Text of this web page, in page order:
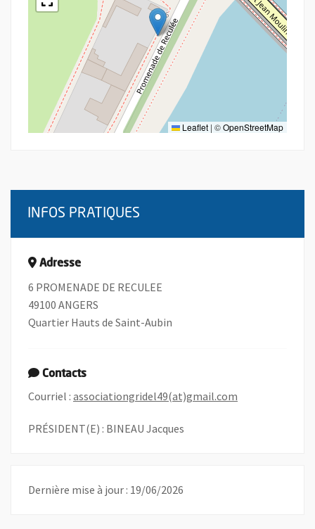
Leaflet | ©OpenStreetMap
INFOS PRATIQUES
Adresse
6 PROMENADE DE RECULEE
49100 ANGERS
Quartier Hauts de Saint-Aubin
Contacts
Courriel : associationgridel49(at)gmail.com
PRÉSIDENT(E) : BINEAU Jacques
Dernière mise à jour : 19/06/2026